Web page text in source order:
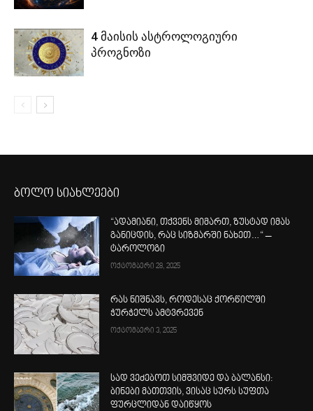
4 მაისის ასტროლოგიური
პროგნოზი
ბოლო სიახლეები
“ადამიანი, თქვენს მიმართ, ზუსტად იმას
განიცდის, რაც სიზმარში ნახეთ…“ –
ტაროლოგი
ოქტომბერი 28, 2025
რას ნიშნავს, როდესაც ქორწილში
ჭურჭელს ამტვრევენ
ოქტომბერი 3, 2025
სად ვეძებოთ სიმშვიდე და ბალანსი:
ბინები მათთვის, ვისაც სურს სუფთა
ფურცლიდან დაიწყოს